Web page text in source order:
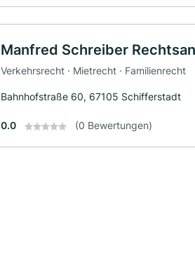
Manfred Schreiber
Verkehrsrecht · Mietrecht · Familienrecht
Bahnhofstraße 60, 67105 Schifferstadt
0.0 (0 Bewertungen)